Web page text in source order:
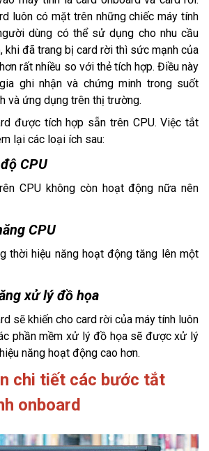
luôn có mặt trên những chiếc máy tính
dùng có thể sử dụng cho nhu cầu
khi đã trang bị card rời thì sức mạnh của
rất nhiều so với thẻ tích hợp. Điều này
ghi nhận và chứng minh trong suốt
và ứng dụng trên thị trường.
được tích hợp sẵn trên CPU. Việc tắt
lại các loại ích sau:
CPU
CPU không còn hoạt động nữa nên
CPU
thời hiệu năng hoạt động tăng lên một
xử lý đồ họa
sẽ khiến cho card rời của máy tính luôn
phần mềm xử lý đồ họa sẽ được xử lý
năng hoạt động cao hơn.
chi tiết các bước tắt
onboard